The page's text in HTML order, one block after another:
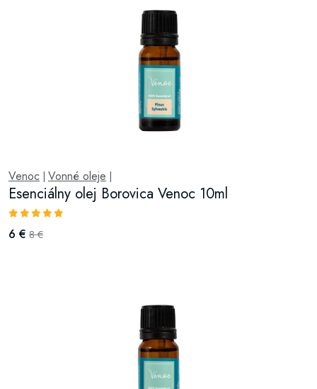
Venoc Vonné oleje
Esenciálny olej Borovica Venoc 10ml
6 € 8 €